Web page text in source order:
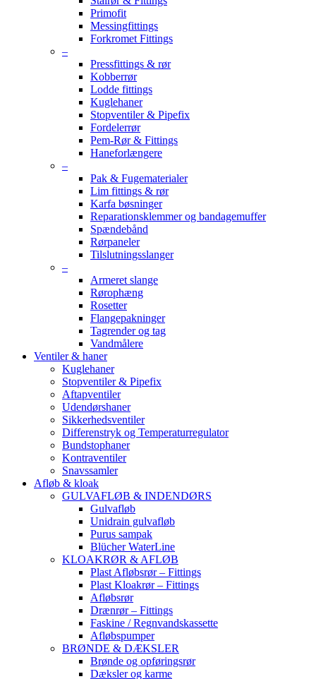
Primofit
Messingfittings
Forkromet Fittings
–
Pressfittings & rør
Kobberrør
Lodde fittings
Kuglehaner
Stopventiler & Pipefix
Fordelerrør
Pem-Rør & Fittings
Haneforlængere
–
Pak & Fugematerialer
Lim fittings & rør
Karfa bøsninger
Reparationsklemmer og bandagemuffer
Spændebånd
Rørpaneler
Tilslutningsslanger
–
Armeret slange
Rørophæng
Rosetter
Flangepakninger
Tagrender og tag
Vandmålere
Ventiler & haner
Kuglehaner
Stopventiler & Pipefix
Aftapventiler
Udendørshaner
Sikkerhedsventiler
Differenstryk og Temperaturregulator
Bundstophaner
Kontraventiler
Snavssamler
Afløb & kloak
GULVAFLØB & INDENDØRS
Gulvafløb
Unidrain gulvafløb
Purus sampak
Blücher WaterLine
KLOAKRØR & AFLØB
Plast Afløbsrør – Fittings
Plast Kloakrør – Fittings
Afløbsrør
Drænrør – Fittings
Faskine / Regnvandskassette
Afløbspumper
BRØNDE & DÆKSLER
Brønde og opføringsrør
Dæksler og karme